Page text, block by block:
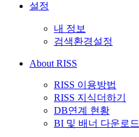
설정
내 정보
검색환경설정
About RISS
RISS 이용방법
RISS 지식더하기
DB연계 현황
BI 및 배너 다운로드